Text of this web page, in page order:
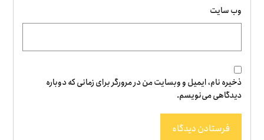
وب‌ سایت
ذخیره نام، ایمیل و وبسایت من در مرورگر برای زمانی که دوباره
دیدگاهی می‌نویسم.
فرستادن دیدگاه